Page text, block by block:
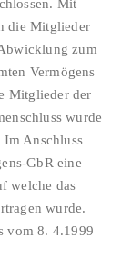
Mit
die Mitglieder
zum
Vermögens
Mitglieder der
wurde
Im Anschluss
GbR eine
welche das
wurde.
vom 8. 4.1999